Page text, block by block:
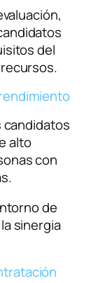
del
candidatos
alto
con
de
sinergia